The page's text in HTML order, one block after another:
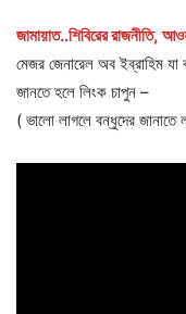
জামায়াত..শিবিরের রাজনীতি,
মেজর জেনারেল অব ইব্রাহিম যা
জানতে হলে লিংক চাপুন –
( ভালো লাগলে বন্ধুদের